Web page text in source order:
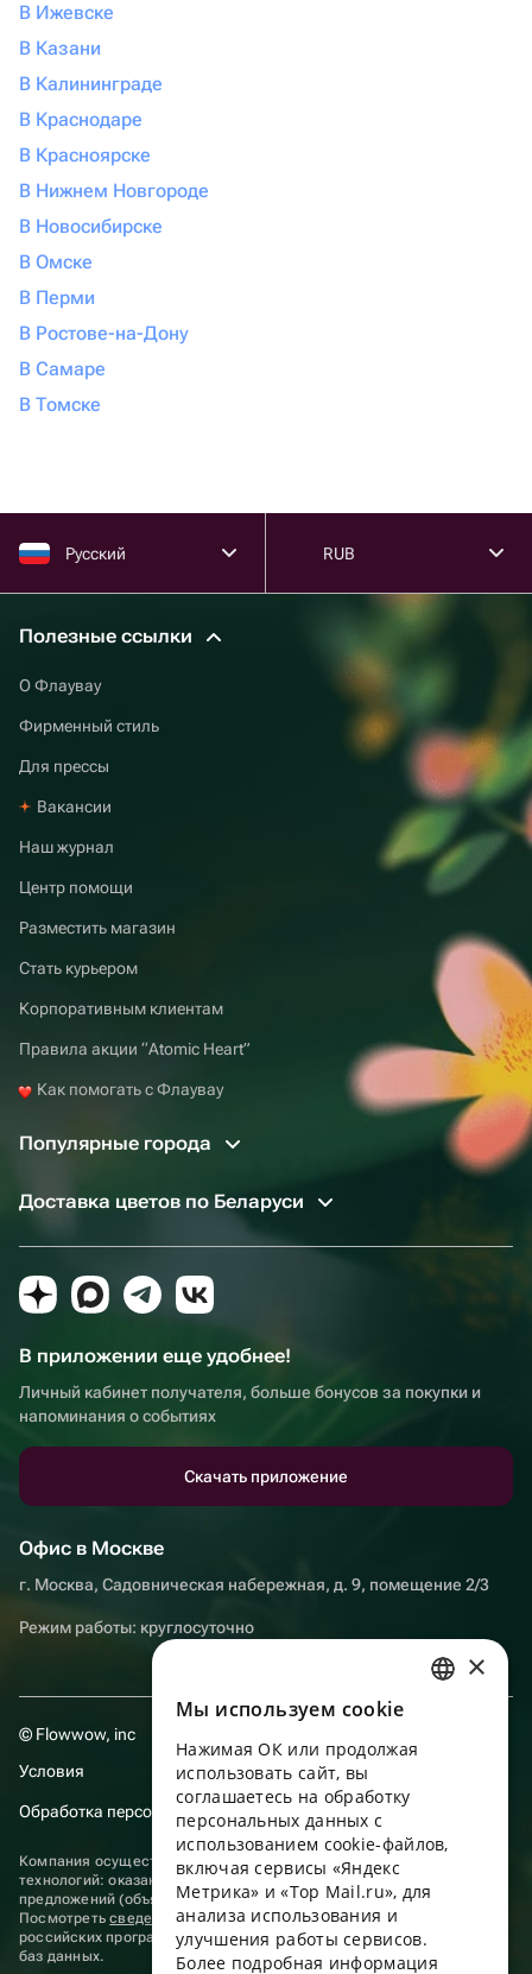
В Ижевске
В Казани
В Калининграде
В Краснодаре
В Красноярске
В Нижнем Новгороде
В Новосибирске
В Омске
В Перми
В Ростове-на-Дону
В Самаре
В Томске
Русский RUB
Полезные ссылки
О Флаувау
Фирменный стиль
Для прессы
Вакансии
Наш журнал
Центр помощи
Разместить магазин
Стать курьером
Корпоративным клиентам
Правила акции “Atomic Heart”
Как помогать с Флаувау
Популярные города
Доставка цветов по Беларуси
В приложении еще удобнее!
Личный кабинет получателя, больше бонусов за покупки и
напоминания о событиях
Скачать приложение
Офис в Москве
г. Москва, Садовническая набережная, д. 9, помещение 2/3
Режим работы: круглосуточно
© Flowwow, inc
Условия
Обработка персональных данных
Компания осуществляет деятельность в области информационных
технологий: оказание услуг в сети “Интернет” по размещению
предложений (объявлений) продавцов о реализации товаров.
Посмотретьсведения о программах, включенных в реестр
российских программ для электронных вычислительных машин и
баз данных.
ENGLISH
UKRAINIAN
PORTUGUESE
×
Мы используем сookie
Нажимая ОК или продолжая
использовать сайт, вы
соглашаетесь на обработку
персональных данных с
использованием cookie-файлов,
включая сервисы «Яндекс
Метрика» и «Top Mail.ru», для
анализа использования и
улучшения работы сервисов.
Более подробная информация